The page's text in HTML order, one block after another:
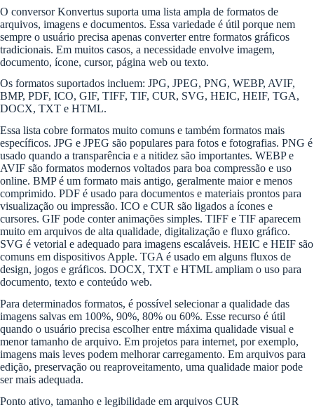
O conversor Konvertus suporta uma lista ampla de formatos de
arquivos, imagens e documentos. Essa variedade é útil porque nem
sempre o usuário precisa apenas converter entre formatos gráficos
tradicionais. Em muitos casos, a necessidade envolve imagem,
documento, ícone, cursor, página web ou texto.
Os formatos suportados incluem: JPG, JPEG, PNG, WEBP, AVIF,
BMP, PDF, ICO, GIF, TIFF, TIF, CUR, SVG, HEIC, HEIF, TGA,
DOCX, TXT e HTML.
Essa lista cobre formatos muito comuns e também formatos mais
específicos. JPG e JPEG são populares para fotos e fotografias. PNG é
usado quando a transparência e a nitidez são importantes. WEBP e
AVIF são formatos modernos voltados para boa compressão e uso
online. BMP é um formato mais antigo, geralmente maior e menos
comprimido. PDF é usado para documentos e materiais prontos para
visualização ou impressão. ICO e CUR são ligados a ícones e
cursores. GIF pode conter animações simples. TIFF e TIF aparecem
muito em arquivos de alta qualidade, digitalização e fluxo gráfico.
SVG é vetorial e adequado para imagens escaláveis. HEIC e HEIF são
comuns em dispositivos Apple. TGA é usado em alguns fluxos de
design, jogos e gráficos. DOCX, TXT e HTML ampliam o uso para
documento, texto e conteúdo web.
Para determinados formatos, é possível selecionar a qualidade das
imagens salvas em 100%, 90%, 80% ou 60%. Esse recurso é útil
quando o usuário precisa escolher entre máxima qualidade visual e
menor tamanho de arquivo. Em projetos para internet, por exemplo,
imagens mais leves podem melhorar carregamento. Em arquivos para
edição, preservação ou reaproveitamento, uma qualidade maior pode
ser mais adequada.
Ponto ativo, tamanho e legibilidade em arquivos CUR